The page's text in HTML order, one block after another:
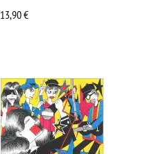
13,90€